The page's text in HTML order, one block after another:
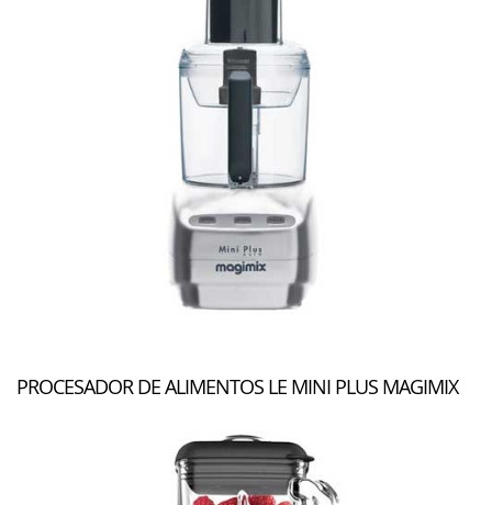
PROCESADOR DE ALIMENTOS LE MINI PLUS MAGIMIX